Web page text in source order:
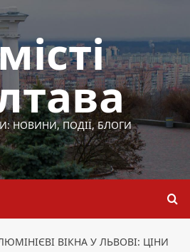
НОВИНИ, ПОДІЇ, БЛОГИ
ВІКНА У ЛЬВОВІ: ЦІНИ